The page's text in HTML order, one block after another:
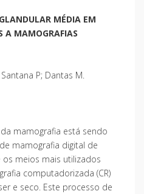
MÉDIA EM
A MAMOGRAFIAS
P; Dantas M.
mamografia está sendo
mamografia digital de
os meios mais utilizados
computadorizada (CR)
e seco. Este processo de